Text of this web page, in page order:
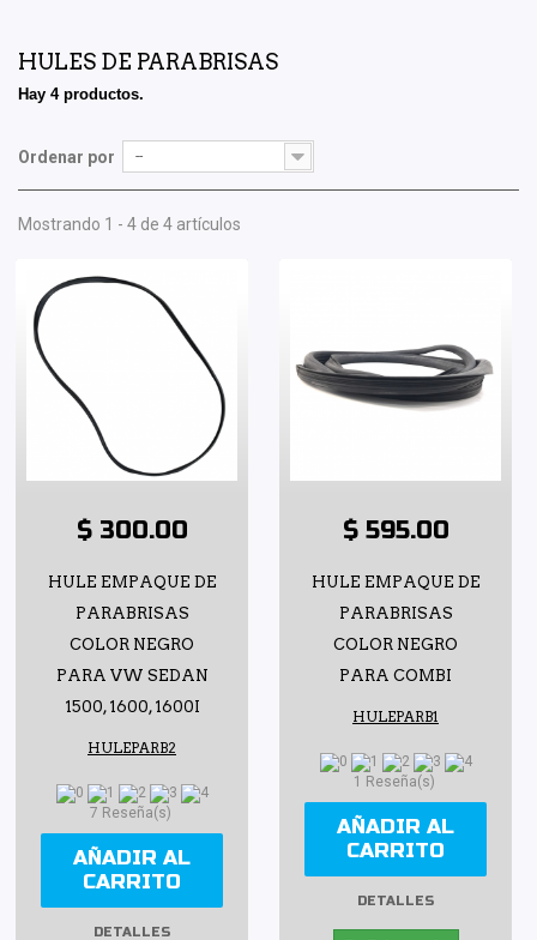
HULES DE PARABRISAS
Hay 4 productos.
Ordenar por --
Mostrando 1 - 4 de 4 artículos
$ 300.00
HULE EMPAQUE DE
PARABRISAS
COLOR NEGRO
PARA VW SEDAN
1500, 1600, 1600I
HULEPARB2
7 Reseña(s)
AÑADIR AL
CARRITO
DETALLES
$ 595.00
HULE EMPAQUE DE
PARABRISAS
COLOR NEGRO
PARA COMBI
HULEPARB1
1 Reseña(s)
AÑADIR AL
CARRITO
DETALLES